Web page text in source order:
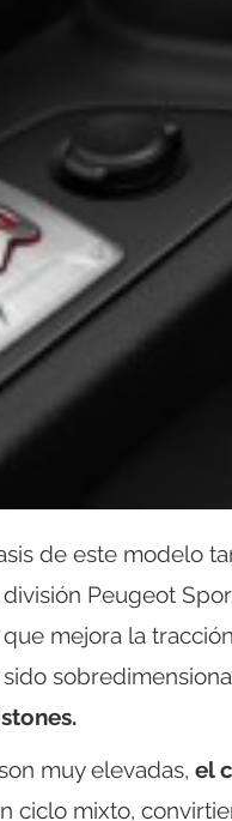
de este modelo
Peugeot
que mejora la
muy elevadas, el
ciclo mixto,